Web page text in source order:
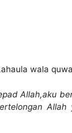
wala
Allah,aku
Allah